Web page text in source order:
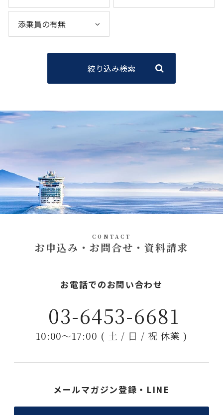
絞り込み検索
CONTACT
お申込み・お問合せ・資料請求
お電話でのお問い合わせ
03-6453-6681
10:00〜17:00 ( 土 / 日 / 祝 休業 )
メールマガジン登録・LINE